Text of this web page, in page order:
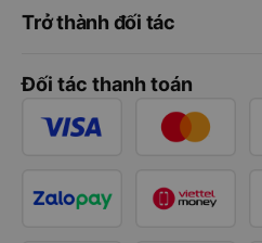
Trở thành đối tác
Đối tác thanh toán